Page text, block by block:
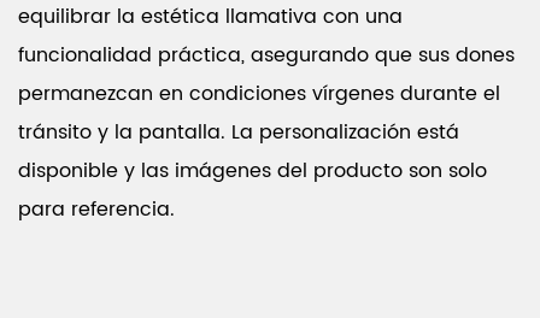
equilibrar la estética llamativa con una
funcionalidad práctica, asegurando que sus dones
permanezcan en condiciones vírgenes durante el
tránsito y la pantalla. La personalización está
disponible y las imágenes del producto son solo
para referencia.